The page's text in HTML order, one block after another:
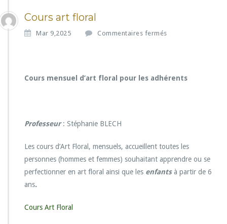
Cours art floral
Mar 9,2025 Commentaires fermés
u
f
o
r
Cours mensuel d’art floral pour les adhérents
Professeur: Stéphanie BLECH
Les cours d’Art Floral, mensuels, accueillent toutes les
personnes (hommes et femmes) souhaitant apprendre ou se
perfectionner en art floral ainsi que les enfantsà partir de 6
ans.
Cours Art Floral